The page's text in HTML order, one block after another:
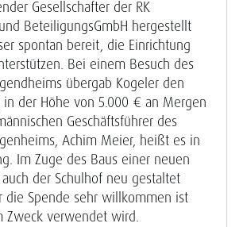
Gesellschafter der RK
BeteiligungsGmbH hergestellt
spontan bereit, die Einrichtung
Bei einem Besuch des
übergab Kogeler den
in der Höhe von 5.000 € an Mergen
Geschäftsführer des
Achim Meier, heißt es in
Im Zuge des Baus einer neuen
der Schulhof neu gestaltet
die Spende sehr willkommen ist
Zweck verwendet wird.